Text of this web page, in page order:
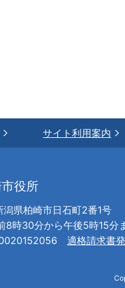
サイト利用案内
役所
県柏崎市日石町2番1号
8時30分から午後5時15分
適格請求書